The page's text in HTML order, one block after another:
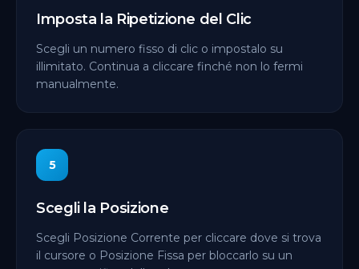
Imposta la Ripetizione del Clic
Scegli un numero fisso di clic o impostalo su
illimitato. Continua a cliccare finché non lo fermi
manualmente.
5
Scegli la Posizione
Scegli Posizione Corrente per cliccare dove si trova
il cursore o Posizione Fissa per bloccarlo su un